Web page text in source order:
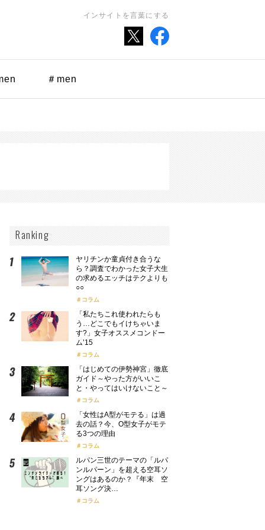
インサイトを言葉にする
＃men
Ranking
ヤリチンか童貞付き合うな
ら？調査でわかった女子大生
の求めるエッチはテクよりも
○○
コラム
「私たちこれ使われたらも
う…どこでもイけちゃいま
す?」女子オススメコンドー
ム’15
コラム
「はじめての伊勢神宮」徹底
ガイド～やった方がいいこ
と・やってはいけないこと～
コラム
「女性はA型がモテる」は過
去の話？今、O型女子がモテ
る3つの理由
コラム
ルパン三世のテーマの「ルパ
ンルパーン」を超える空耳ソ
ングはあるのか？『年末 空
耳ソング決…
コラム